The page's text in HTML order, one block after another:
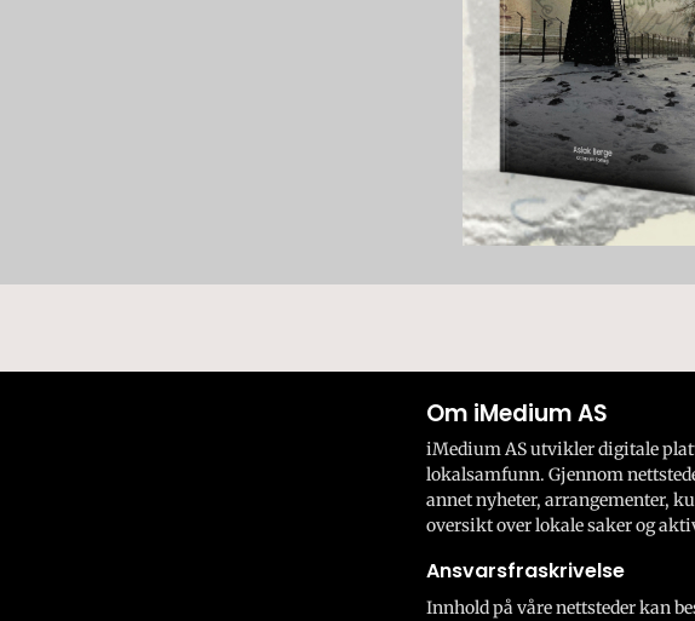
Om iMedium AS
iMedium AS utvikler digitale
lokalsamfunn. Gjennom
annet nyheter, arrangementer,
oversikt over lokale saker og
Ansvarsfraskrivelse
Innhold på våre nettsteder kan